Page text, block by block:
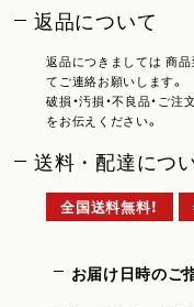
返品について
返品につきましては 商
てご連絡お願いします。
破損・汚損・不良品・ご
をお伝えください。
送料・配達につ
全国送料無料！
お届け日時のご